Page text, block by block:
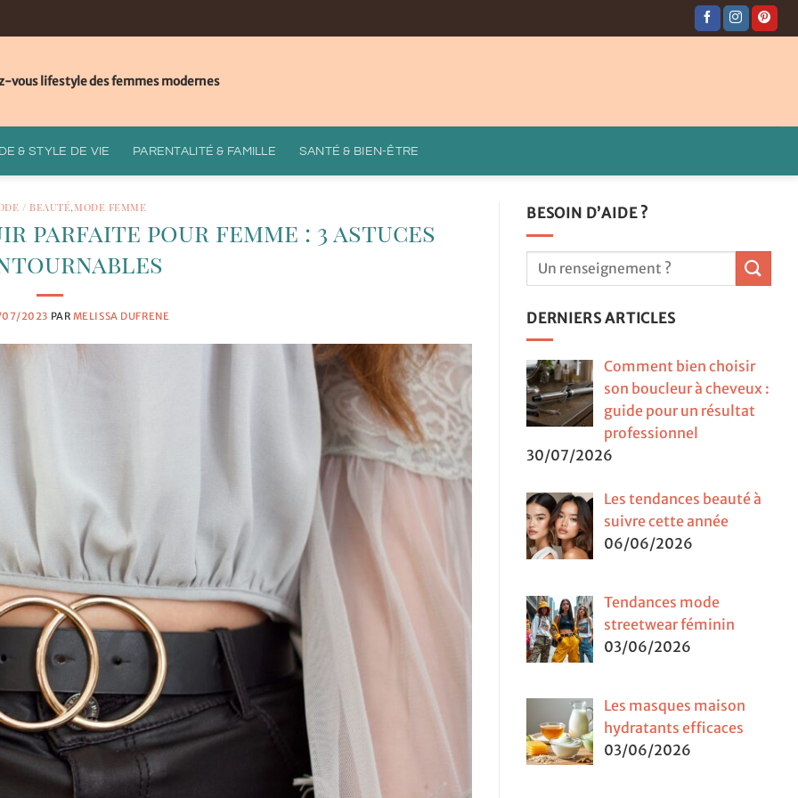
vous lifestyle des femmes modernes
& STYLE DE VIE PARENTALITÉ & FAMILLE SANTÉ & BIEN-ÊTRE
/ BEAUTÉ,MODE FEMME
parfaite pour femme : 3 astuces
07/2023 PAR MELISSA DUFRENE
BESOIN D’AIDE ?
DERNIERS ARTICLES
Comment bien choisir
son boucleur à cheveux :
guide pour un résultat
professionnel
30/07/2026
Les tendances beauté à
suivre cette année
06/06/2026
Tendances mode
streetwear féminin
03/06/2026
Les masques maison
hydratants efficaces
03/06/2026